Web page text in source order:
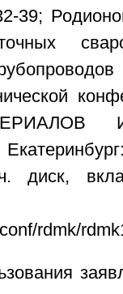
39;
диск,
rdmk/